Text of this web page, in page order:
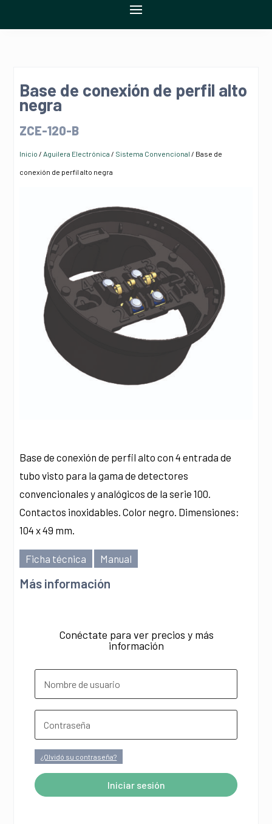
Base de conexión de perfil alto
negra
ZCE-120-B
Inicio /Aguilera Electrónica / Sistema Convencional / Base de
conexión de perfil alto negra
Base de conexión de perfil alto con 4 entrada de
tubo visto para la gama de detectores
convencionales y analógicos de la serie 100.
Contactos inoxidables. Color negro. Dimensiones:
104 x 49 mm.
Ficha técnica Manual
Más información
Conéctate para ver precios y más
información
¿Olvidó su contraseña?
Iniciar sesión